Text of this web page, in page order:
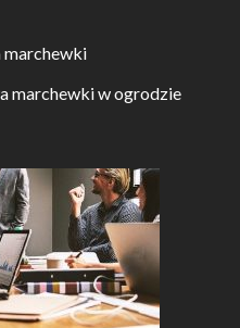
marchewki
marchewki w ogrodzie